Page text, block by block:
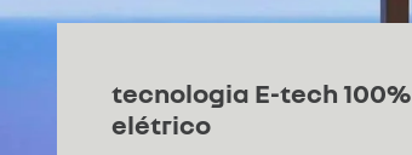
tecnologia E-tech 100%
elétrico